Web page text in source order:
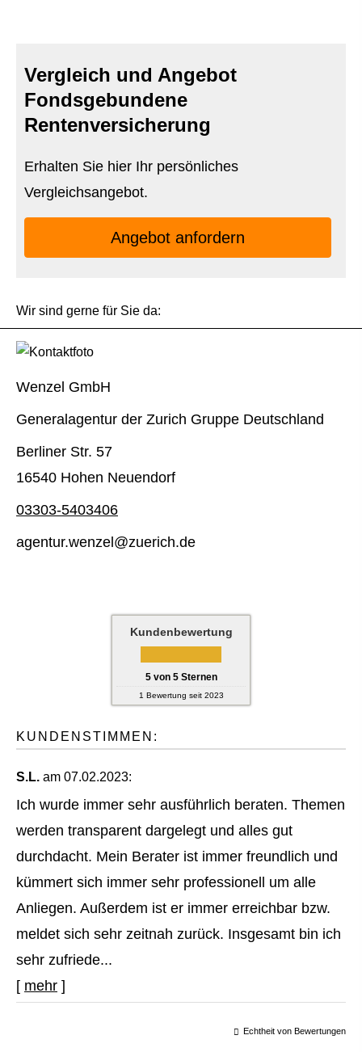
Vergleich und Angebot
Fondsgebundene
Rentenversicherung
Erhalten Sie hier Ihr persönliches
Vergleichsangebot.
An­ge­bot an­for­dern
Wir sind gerne für Sie da:
Wenzel GmbH
Generalagentur der Zurich Gruppe Deutschland
Berliner Str. 57
16540 Hohen Neuendorf
03303-5403406
agentur.wenzel@zuerich.de
Kundenbewertung
5von 5Sternen
1 Bewertung seit 2023
KUNDENSTIMMEN:
S.L. am 07.02.2023:
Ich wurde immer sehr ausführlich beraten. Themen
werden transparent dargelegt und alles gut
durchdacht. Mein Berater ist immer freundlich und
kümmert sich immer sehr professionell um alle
Anliegen. Außerdem ist er immer erreichbar bzw.
meldet sich sehr zeitnah zurück. Insgesamt bin ich
sehr zufriede...
[ mehr ]
Echtheit von Bewertungen